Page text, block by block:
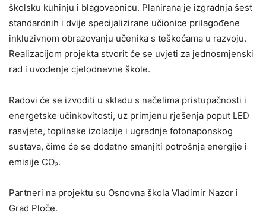
školsku kuhinju i blagovaonicu. Planirana je izgradnja šest
standardnih i dvije specijalizirane učionice prilagođene
inkluzivnom obrazovanju učenika s teškoćama u razvoju.
Realizacijom projekta stvorit će se uvjeti za jednosmjenski
rad i uvođenje cjelodnevne škole.
Radovi će se izvoditi u skladu s načelima pristupačnosti i
energetske učinkovitosti, uz primjenu rješenja poput LED
rasvjete, toplinske izolacije i ugradnje fotonaponskog
sustava, čime će se dodatno smanjiti potrošnja energije i
emisije CO₂.
Partneri na projektu su Osnovna škola Vladimir Nazor i
Grad Ploče.